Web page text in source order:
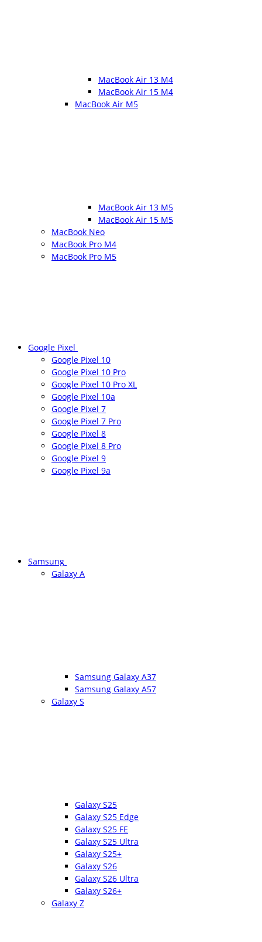
MacBook Air 13 M4
MacBook Air 15 M4
MacBook Air M5
MacBook Air 13 M5
MacBook Air 15 M5
MacBook Neo
MacBook Pro M4
MacBook Pro M5
Google Pixel
Google Pixel 10
Google Pixel 10 Pro
Google Pixel 10 Pro XL
Google Pixel 10a
Google Pixel 7
Google Pixel 7 Pro
Google Pixel 8
Google Pixel 8 Pro
Google Pixel 9
Google Pixel 9a
Samsung
Galaxy A
Samsung Galaxy A37
Samsung Galaxy A57
Galaxy S
Galaxy S25
Galaxy S25 Edge
Galaxy S25 FE
Galaxy S25 Ultra
Galaxy S25+
Galaxy S26
Galaxy S26 Ultra
Galaxy S26+
Galaxy Z